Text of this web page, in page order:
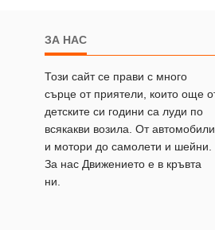
ЗА НАС
Този сайт се прави с много
сърце от приятели, които още
детските си години са луди по
всякакви возила. От автомобили
и мотори до самолети и шейни.
За нас Движението е в кръвта
ни.